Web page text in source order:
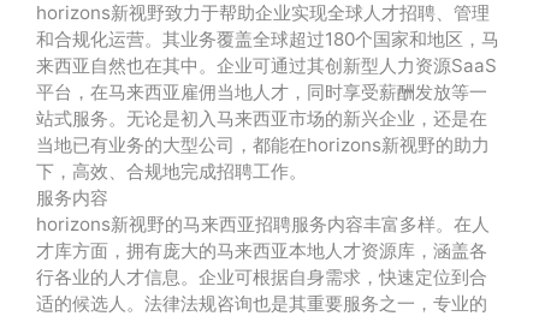
horizons新视野致力于帮助企业实现全球人才招聘、管理
和合规化运营。其业务覆盖全球超过180个国家和地区，马
来西亚自然也在其中。企业可通过其创新型人力资源SaaS
平台，在马来西亚雇佣当地人才，同时享受薪酬发放等一
站式服务。无论是初入马来西亚市场的新兴企业，还是在
当地已有业务的大型公司，都能在horizons新视野的助力
下，高效、合规地完成招聘工作。
服务内容
horizons新视野的马来西亚招聘服务内容丰富多样。在人
才库方面，拥有庞大的马来西亚本地人才资源库，涵盖各
行各业的人才信息。企业可根据自身需求，快速定位到合
适的候选人。法律法规咨询也是其重要服务之一，专业的